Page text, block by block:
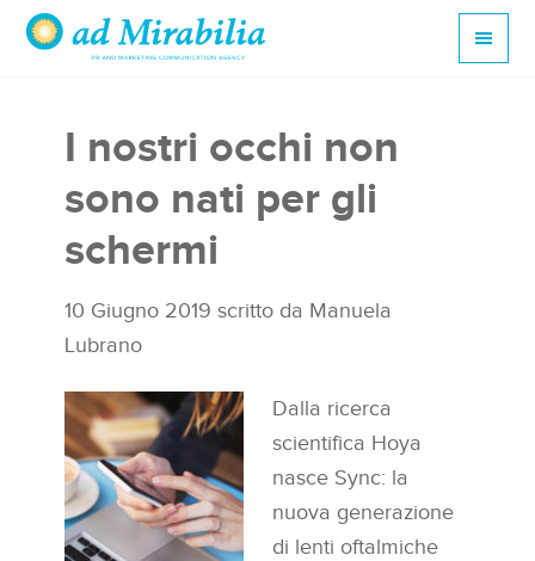
I nostri occhi non
sono nati per gli
schermi
10 Giugno 2019 scritto da Manuela
Lubrano
Dalla ricerca
scientifica Hoya
nasce Sync: la
nuova generazione
di lenti oftalmiche